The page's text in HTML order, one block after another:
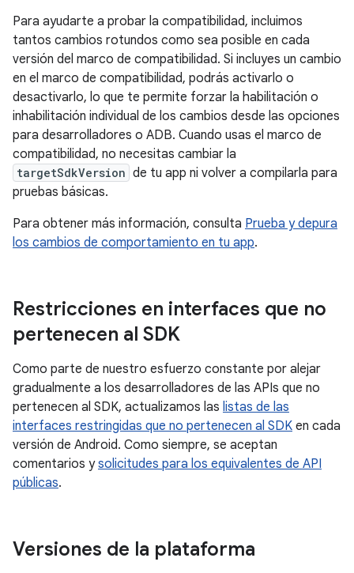
Para ayudarte a probar la compatibilidad, incluimos
tantos cambios rotundos como sea posible en cada
versión del marco de compatibilidad. Si incluyes un cambio
en el marco de compatibilidad, podrás activarlo o
desactivarlo, lo que te permite forzar la habilitación o
inhabilitación individual de los cambios desde las opciones
para desarrolladores o ADB. Cuando usas el marco de
compatibilidad, no necesitas cambiar la
targetSdkVersion de tu app ni volver a compilarla para
pruebas básicas.
Para obtener más información, consulta Prueba y depura
los cambios de comportamiento en tu app.
Restricciones en interfaces que no
pertenecen al SDK
Como parte de nuestro esfuerzo constante por alejar
gradualmente a los desarrolladores de las APIs que no
pertenecen al SDK, actualizamos las listas de las
interfaces restringidas que no pertenecen al SDK en cada
versión de Android. Como siempre, se aceptan
comentarios ysolicitudes para los equivalentes de API
públicas.
Versiones de la plataforma